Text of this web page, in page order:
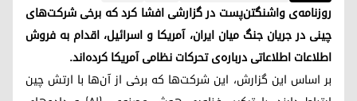
روزنامه‌ی واشنگتن‌پست در گزارشی افشا کرد که برخی شرکت‌های
چینی در جریان جنگ میان ایران، آمریکا و اسرائیل، اقدام به فروش
اطلاعات اطلاعاتی درباره‌ی تحرکات نظامی آمریکا کرده‌اند.
بر اساس این گزارش، این شرکت‌ها که برخی از آن‌ها با ارتش چین